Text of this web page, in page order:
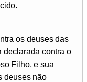
os deuses das
declarada contra o
Filho, e sua
deuses não